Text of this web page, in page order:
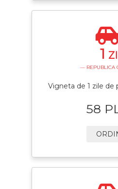
1 ZI
— REPUBLICA
Vigneta de 1 zile de
58